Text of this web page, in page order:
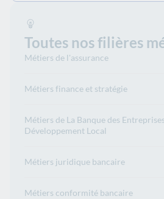
Toutes nos filières
Métiers de l'assurance
Métiers finance et stratégie
Métiers de La Banque des
Développement Local
Métiers juridique bancaire
Métiers conformité bancaire